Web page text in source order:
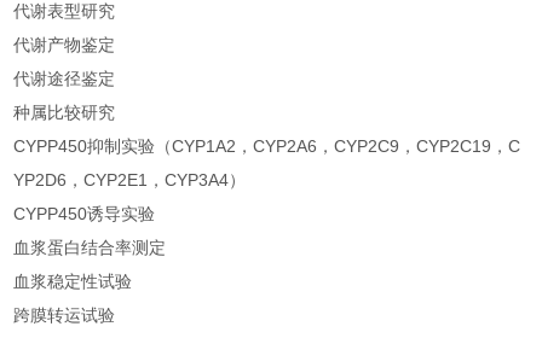
代谢表型研究
代谢产物鉴定
代谢途径鉴定
种属比较研究
CYPP450抑制实验（CYP1A2，CYP2A6，CYP2C9，CYP2C19，C
YP2D6，CYP2E1，CYP3A4）
CYPP450诱导实验
血浆蛋白结合率测定
血浆稳定性试验
跨膜转运试验